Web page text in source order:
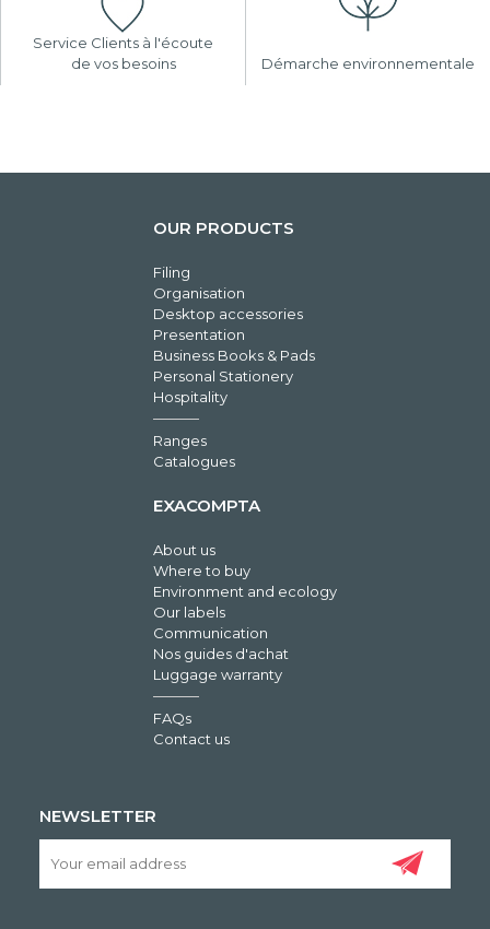
Service Clients à l'écoute
de vos besoins
Démarche environnementale
OUR PRODUCTS
Filing
Organisation
Desktop accessories
Presentation
Business Books & Pads
Personal Stationery
Hospitality
Ranges
Catalogues
EXACOMPTA
About us
Where to buy
Environment and ecology
Our labels
Communication
Nos guides d'achat
Luggage warranty
FAQs
Contact us
NEWSLETTER